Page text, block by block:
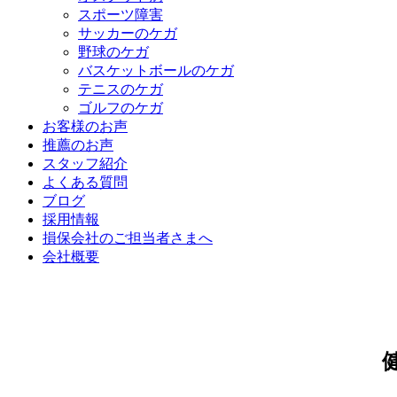
スポーツ障害
サッカーのケガ
野球のケガ
バスケットボールのケガ
テニスのケガ
ゴルフのケガ
お客様のお声
推薦のお声
スタッフ紹介
よくある質問
ブログ
採用情報
損保会社のご担当者さまへ
会社概要